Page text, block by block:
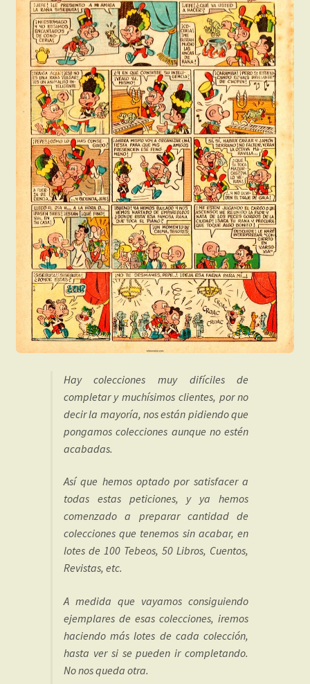
Hay colecciones muy difíciles de
completar y muchísimos clientes, por no
decir la mayoría, nos están pidiendo que
pongamos colecciones aunque no estén
acabadas.
Así que hemos optado por satisfacer a
todas estas peticiones, y ya hemos
comenzado a preparar cantidad de
colecciones que tenemos sin acabar, en
lotes de 100 Tebeos, 50 Libros, Cuentos,
Revistas, etc.
A medida que vayamos consiguiendo
ejemplares de esas colecciones, iremos
haciendo más lotes de cada colección,
hasta ver si se pueden ir completando.
No nos queda otra.